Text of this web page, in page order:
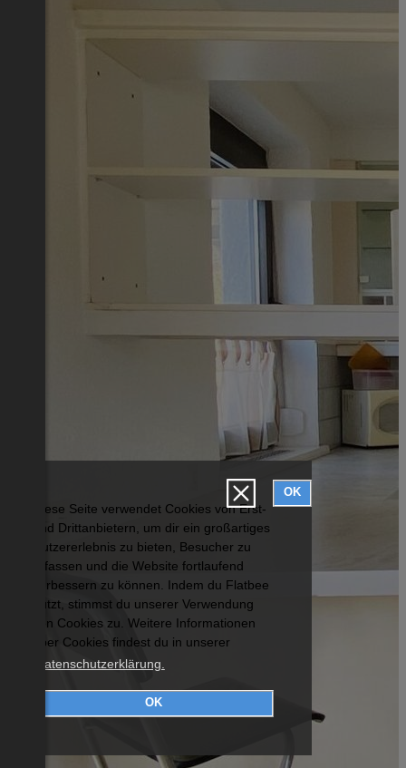
Diese Seite verwendet Cookies von Erst-
und Drittanbietern, um dir ein großartiges
Nutzererlebnis zu bieten, Besucher zu
erfassen und die Website fortlaufend
verbessern zu können. Indem du Flatbee
nutzt, stimmst du unserer Verwendung
von Cookies zu. Weitere Informationen
über Cookies findest du in unserer
Datenschutzerklärung.
OK
OK